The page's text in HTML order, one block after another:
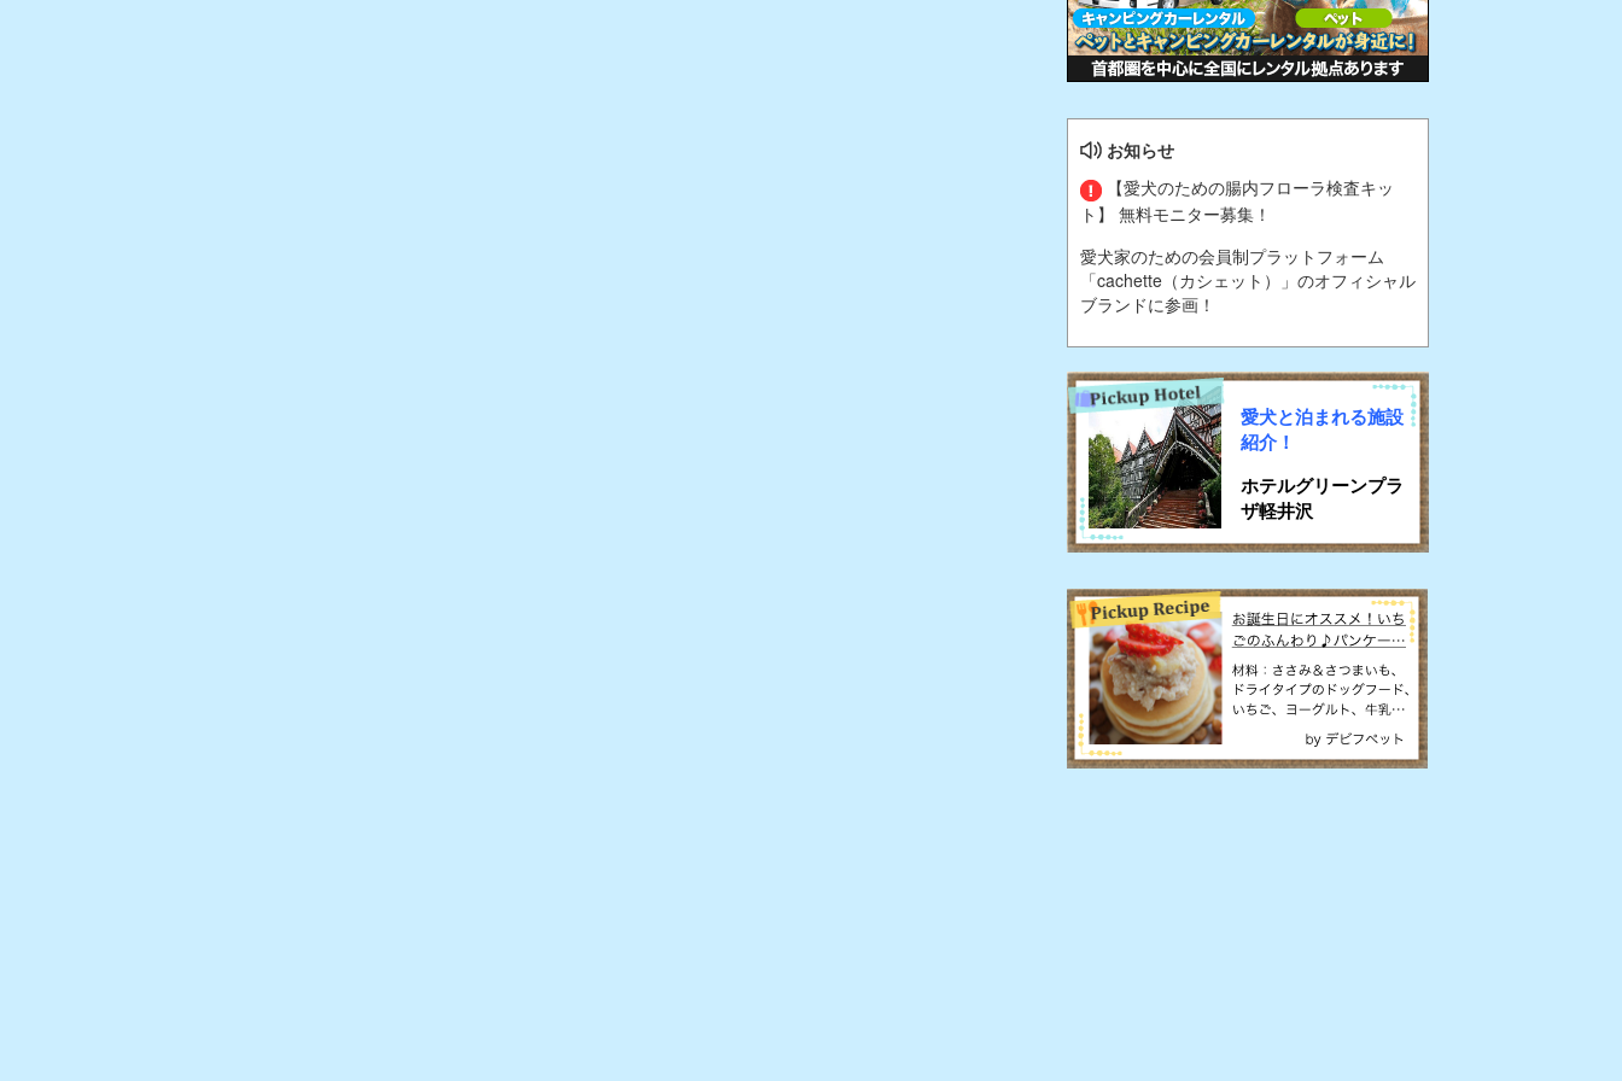
お知らせ
【愛犬のための腸内フローラ検査キッ
ト】 無料モニター募集！
愛犬家のための会員制プラットフォーム
「cachette（カシェット）」のオフィシャル
ブランドに参画！
愛犬と泊まれる施設
紹介！
ホテルグリーンプラ
ザ軽井沢